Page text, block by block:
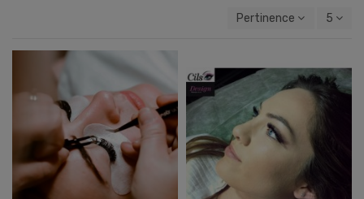
Pertinence 5